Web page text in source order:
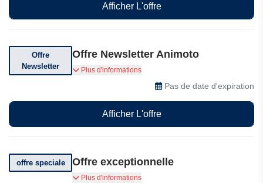
Afficher L'offre
Offre
Newsletter
Offre Newsletter Animoto
Abonnez-vous et recevez des codes promo et
des offres exceptionnelles
Plus d'informations
Pas de date d'expiration
Afficher L'offre
offre speciale Offre exceptionnelle
Profitez de réductions et d'offres exceptionnelles
Plus d'informations